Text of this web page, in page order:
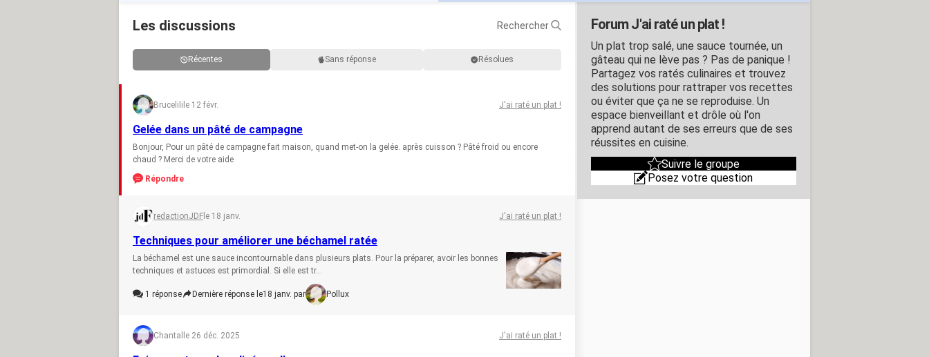
Les discussions Rechercher
Récentes Sans réponse Résolues
Brucelili le 12 févr. J'ai raté un plat !
Gelée dans un pâté de campagne
Bonjour, Pour un pâté de campagne fait maison, quand met-on la gelée. après cuisson ? Pâté froid ou encore
chaud ? Merci de votre aide
Répondre
redactionJDF le 18 janv. J'ai raté un plat !
Techniques pour améliorer une béchamel ratée
La béchamel est une sauce incontournable dans plusieurs plats. Pour la préparer, avoir les bonnes
techniques et astuces est primordial. Si elle est tr...
1 réponse Dernière réponse le18 janv. par Pollux
Chantal le 26 déc. 2025 J'ai raté un plat !
Forum J'ai raté un plat !
Un plat trop salé, une sauce tournée, un
gâteau qui ne lève pas ? Pas de panique !
Partagez vos ratés culinaires et trouvez
des solutions pour rattraper vos recettes
ou éviter que ça ne se reproduise. Un
espace bienveillant et drôle où l'on
apprend autant de ses erreurs que de ses
réussites en cuisine.
Suivre le groupe
Posez votre question